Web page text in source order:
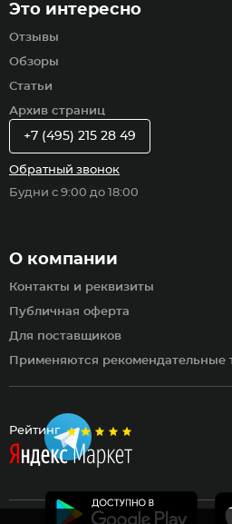
Рейтинг
Это интересно
Отзывы
Обзоры
Статьи
Архив страниц
О компании
Контакты и реквизиты
Публичная оферта
Для поставщиков
Применяются рекомендательные
+7 (495) 215 28 49
Обратный звонок
Будни с 9:00 до 18:00